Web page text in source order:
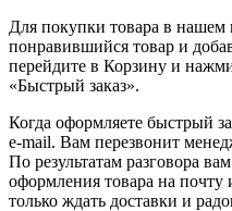
Для покупки товара в нашем
понравившийся товар и
перейдите в Корзину и
«Быстрый заказ».
Когда оформляете быстрый
e-mail. Вам перезвонит
По результатам разговора
оформления товара на
только ждать доставки и